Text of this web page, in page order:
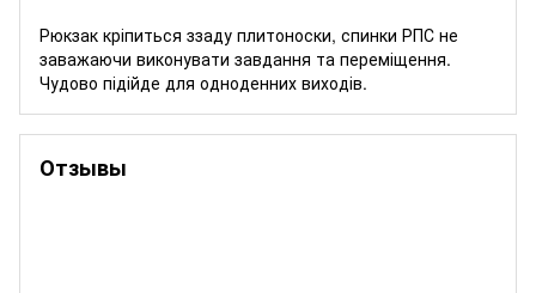
Рюкзак кріпиться ззаду плитоноски, спинки РПС не
заважаючи виконувати завдання та переміщення.
Чудово підійде для одноденних виходів.
Отзывы